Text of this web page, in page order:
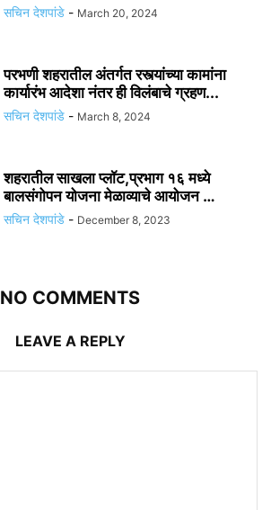
सचिन देशपांडे - March 20, 2024
परभणी शहरातील अंतर्गत रस्त्यांच्या कामांना
कार्यारंभ आदेशा नंतर ही विलंबाचे ग्रहण...
सचिन देशपांडे - March 8, 2024
शहरातील साखला प्लॉट,प्रभाग १६ मध्ये
बालसंगोपन योजना मेळाव्याचे आयोजन …
सचिन देशपांडे - December 8, 2023
NO COMMENTS
LEAVE A REPLY